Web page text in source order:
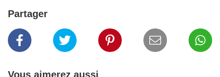
Partager
Vous aimerez aussi